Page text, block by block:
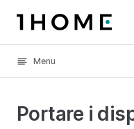
Skip to content
Menu
Portare i